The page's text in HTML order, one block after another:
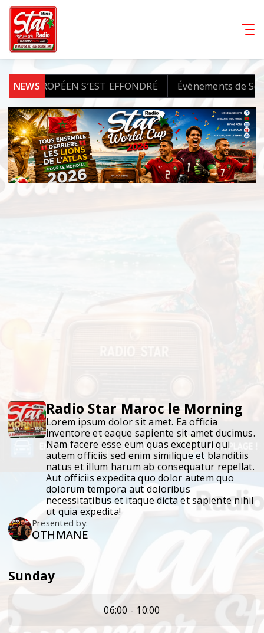
NEWS S’EST EFFONDRÉ Évènements de Sebta
Radio Star Maroc le Morning
Lorem ipsum dolor sit amet. Ea officia
inventore et eaque sapiente sit amet ducimus.
Nam facere esse eum quas excepturi qui
autem officiis sed enim similique et blanditiis
natus et illum harum ab consequatur repellat.
Aut officiis expedita quo dolor autem quo
dolorum tempora aut doloribus
necessitatibus et itaque dicta et sapiente nihil
ut quia expedita!
Presented by:
OTHMANE
Sunday
06:00 - 10:00